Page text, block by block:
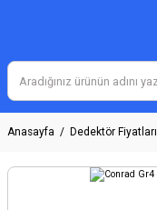
Anasayfa Dedektör Fiyatları